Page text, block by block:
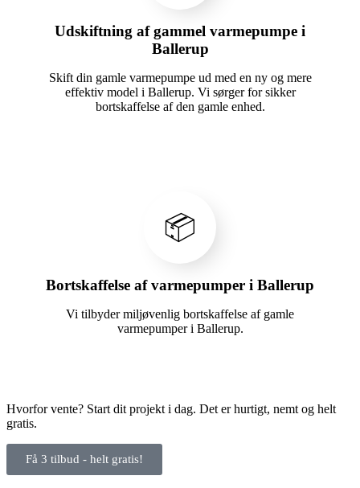
Udskiftning af gammel varmepumpe i
Ballerup
Skift din gamle varmepumpe ud med en ny og mere
effektiv model i Ballerup. Vi sørger for sikker
bortskaffelse af den gamle enhed.
📦
Bortskaffelse af varmepumper i Ballerup
Vi tilbyder miljøvenlig bortskaffelse af gamle
varmepumper i Ballerup.
Hvorfor vente? Start dit projekt i dag. Det er hurtigt, nemt og helt
gratis.
Få 3 tilbud - helt gratis!